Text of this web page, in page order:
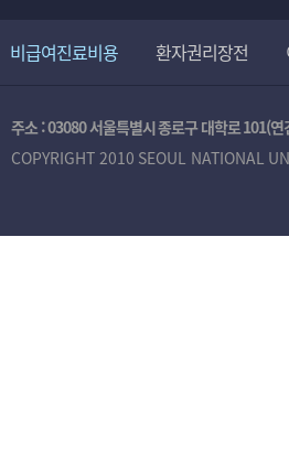
비급여진료비용 환자권리장전
주소 : 03080 서울특별시 종로구 대학로 101(연
COPYRIGHT 2010 SEOUL NATIONAL